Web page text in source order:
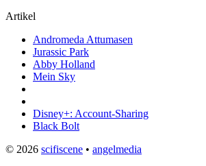
Artikel
Andromeda Attumasen
Jurassic Park
Abby Holland
Mein Sky
Disney+: Account-Sharing
Black Bolt
© 2026 scifiscene • angelmedia